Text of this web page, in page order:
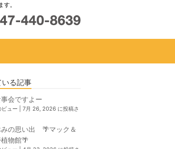
。
いる記事
会ですよー
ュー
7月 26, 2026 に投稿さ
みの思い出 🌴マック＆
物館🌴